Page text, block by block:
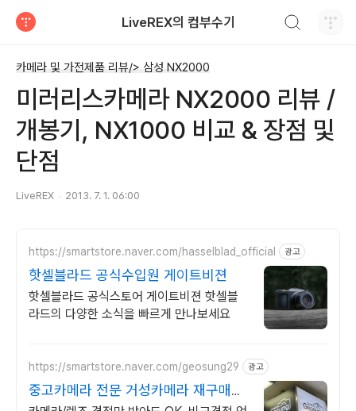
LiveREX의 컴부수기
카메라 및 가전제품 리뷰/> 삼성 NX2000
미러리스카메라 NX2000 리뷰 /
개봉기, NX1000 비교 & 장점 및
단점
LiveREX 2013. 7. 1. 06:00
https://smartstore.naver.com/hasselblad_official 광고
핫셀블라드 공식수입원 게이트비젼
핫셀블라드 공식스토어 게이트비젼 핫셀블
라드의 다양한 소식을 빠르게 만나보세요
https://smartstore.naver.com/geosung29 광고
중고카메라 전문 거성카메라 재구매율